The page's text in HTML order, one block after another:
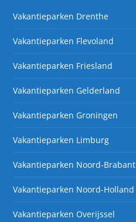
Vakantieparken Drenthe
Vakantieparken Flevoland
Vakantieparken Friesland
Vakantieparken Gelderland
Vakantieparken Groningen
Vakantieparken Limburg
Vakantieparken Noord-Brabant
Vakantieparken Noord-Holland
Vakantieparken Overijssel